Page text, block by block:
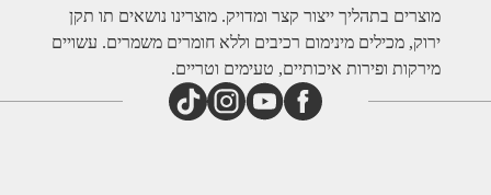
בתהליך ייצור קצר ומדויק. מוצרינו נושאים תו תקן
מכילים מינימום רכיבים וללא חומרים משמרים. עשויים
ופירות איכותיים, טעימים וטריים.